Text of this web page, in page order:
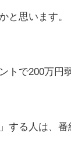
と思います。
トで200万円
する人は、番